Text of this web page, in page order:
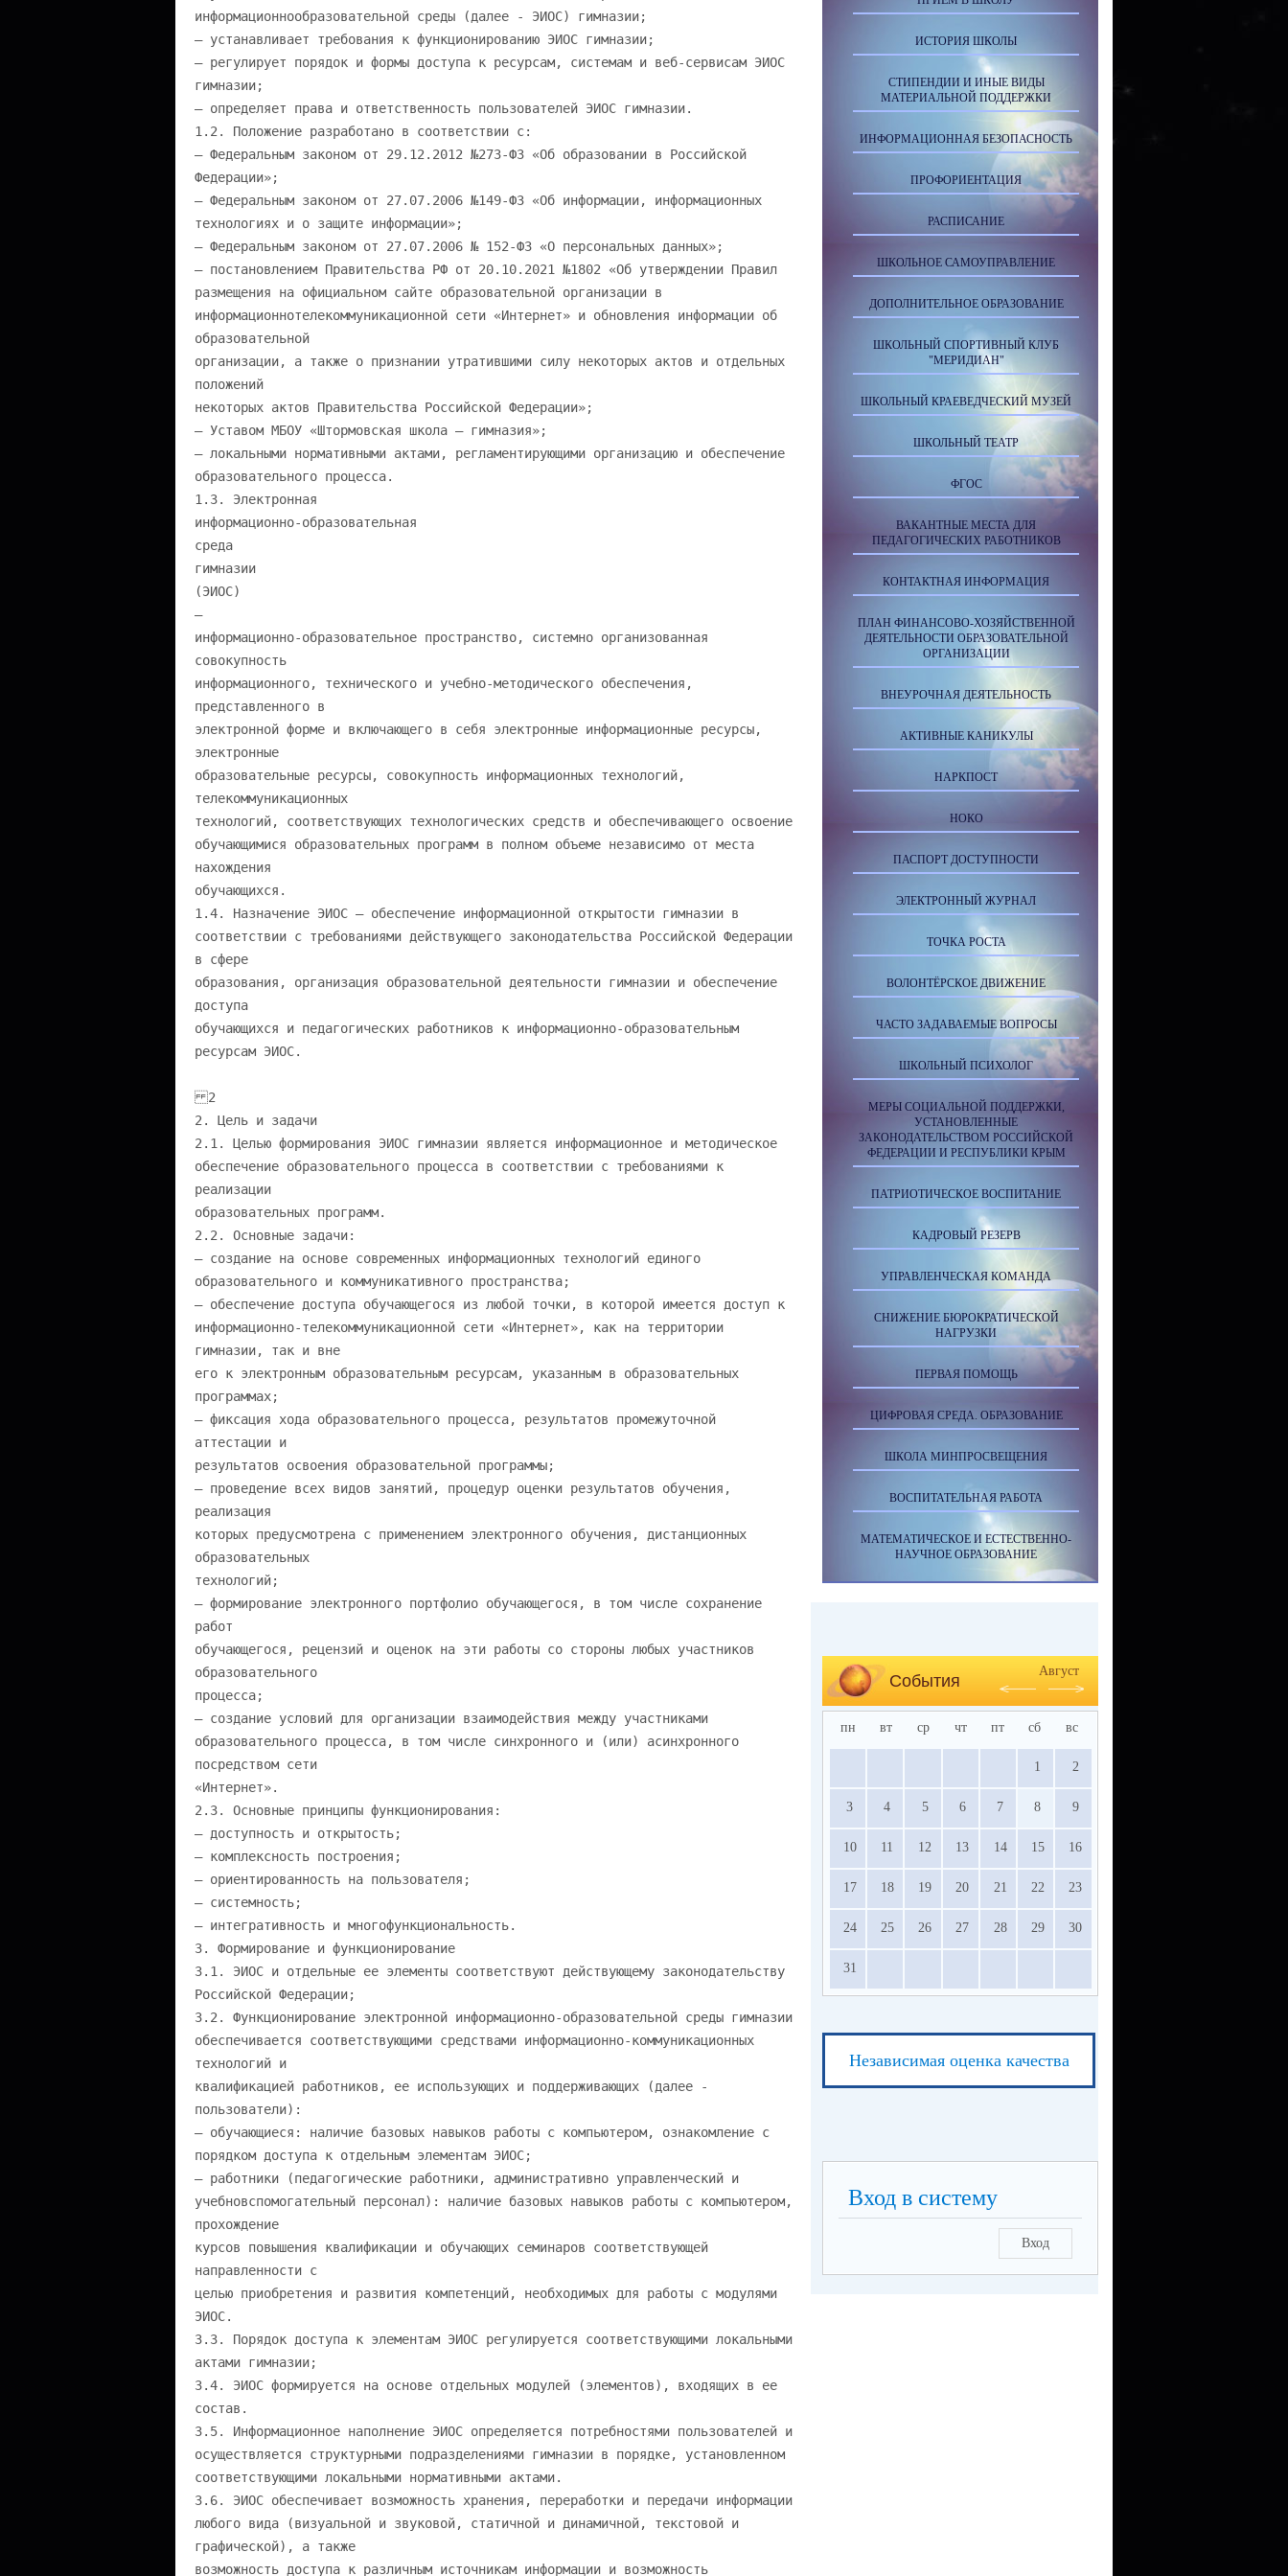
ИСТОРИЯ ШКОЛЫ
СТИПЕНДИИ И ИНЫЕ ВИДЫ
МАТЕРИАЛЬНОЙ ПОДДЕРЖКИ
ИНФОРМАЦИОННАЯ БЕЗОПАСНОСТЬ
ПРОФОРИЕНТАЦИЯ
РАСПИСАНИЕ
ШКОЛЬНОЕ САМОУПРАВЛЕНИЕ
ДОПОЛНИТЕЛЬНОЕ ОБРАЗОВАНИЕ
ШКОЛЬНЫЙ СПОРТИВНЫЙ КЛУБ
"МЕРИДИАН"
ШКОЛЬНЫЙ КРАЕВЕДЧЕСКИЙ МУЗЕЙ
ШКОЛЬНЫЙ ТЕАТР
ФГОС
ВАКАНТНЫЕ МЕСТА ДЛЯ
ПЕДАГОГИЧЕСКИХ РАБОТНИКОВ
КОНТАКТНАЯ ИНФОРМАЦИЯ
ПЛАН ФИНАНСОВО-ХОЗЯЙСТВЕННОЙ
ДЕЯТЕЛЬНОСТИ ОБРАЗОВАТЕЛЬНОЙ
ОРГАНИЗАЦИИ
ВНЕУРОЧНАЯ ДЕЯТЕЛЬНОСТЬ
АКТИВНЫЕ КАНИКУЛЫ
НАРКПОСТ
НОКО
ПАСПОРТ ДОСТУПНОСТИ
ЭЛЕКТРОННЫЙ ЖУРНАЛ
ТОЧКА РОСТА
ВОЛОНТЁРСКОЕ ДВИЖЕНИЕ
ЧАСТО ЗАДАВАЕМЫЕ ВОПРОСЫ
ШКОЛЬНЫЙ ПСИХОЛОГ
МЕРЫ СОЦИАЛЬНОЙ ПОДДЕРЖКИ,
УСТАНОВЛЕННЫЕ
ЗАКОНОДАТЕЛЬСТВОМ РОССИЙСКОЙ
ФЕДЕРАЦИИ И РЕСПУБЛИКИ КРЫМ
ПАТРИОТИЧЕСКОЕ ВОСПИТАНИЕ
КАДРОВЫЙ РЕЗЕРВ
УПРАВЛЕНЧЕСКАЯ КОМАНДА
СНИЖЕНИЕ БЮРОКРАТИЧЕСКОЙ
НАГРУЗКИ
ПЕРВАЯ ПОМОЩЬ
ЦИФРОВАЯ СРЕДА. ОБРАЗОВАНИЕ
ШКОЛА МИНПРОСВЕЩЕНИЯ
ВОСПИТАТЕЛЬНАЯ РАБОТА
МАТЕМАТИЧЕСКОЕ И ЕСТЕСТВЕННО-
НАУЧНОЕ ОБРАЗОВАНИЕ
События
Август
пн вт ср чт пт сб вс
1 2
3 4 5 6 7 8 9
10 11 12 13 14 15 16
17 18 19 20 21 22 23
24 25 26 27 28 29 30
31
Независимая оценка качества
Вход в систему
Вход